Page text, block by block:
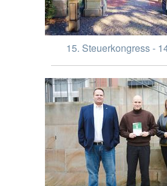
15. Steuerkongress -